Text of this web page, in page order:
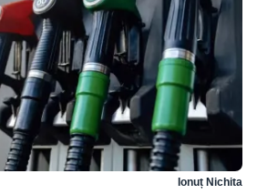
Ionuț Nichita